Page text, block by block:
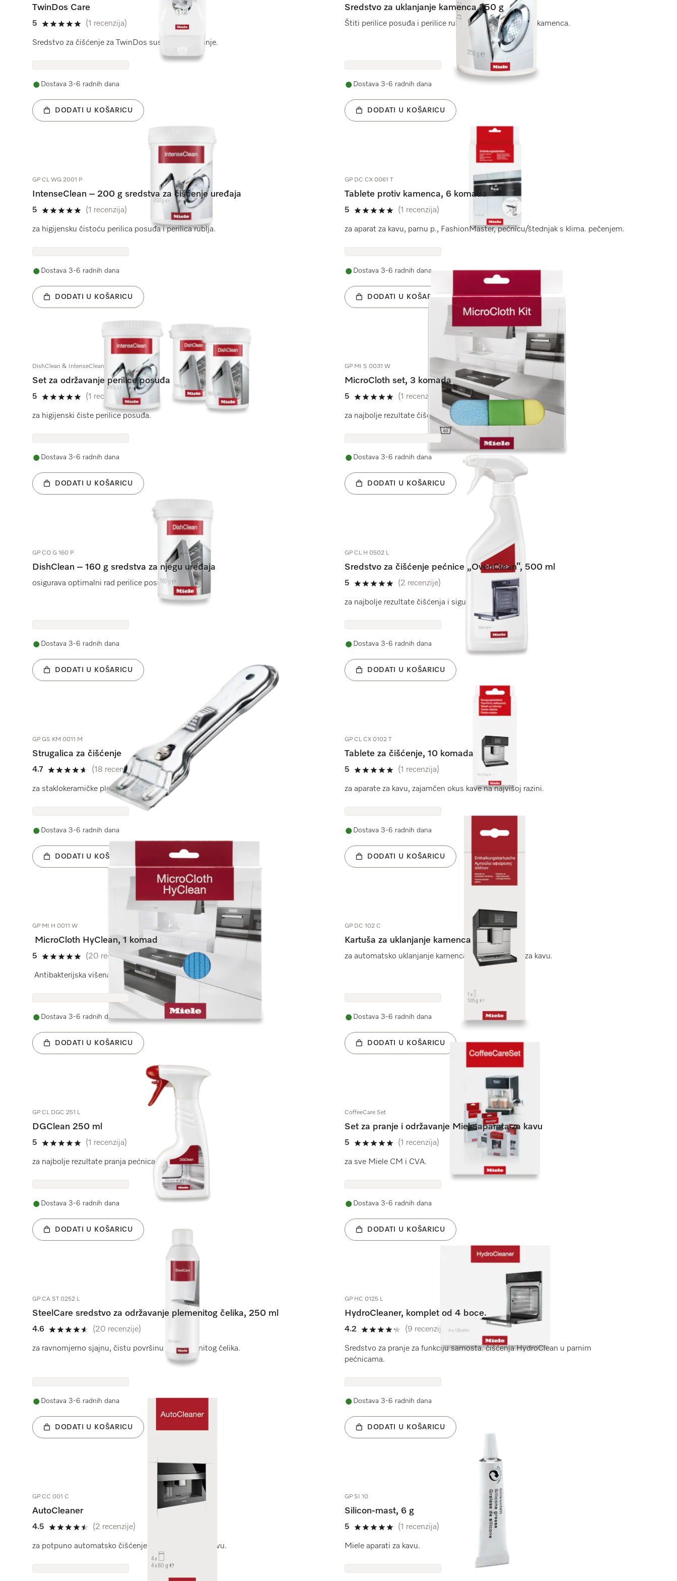
TwinDos Care
5
5 od 5
(1 recenzija)
Sredstvo za čišćenje za TwinDos sustav za doziranje.
Dostava 3-6 radnih dana
DODATI U KOŠARICU
Sredstvo za uklanjanje kamenca 250 g
Štiti perilice posuđa i perilice rublja od štetnih naslaga kamenca.
Dostava 3-6 radnih dana
DODATI U KOŠARICU
GP CL WG 2001 P
IntenseClean – 200 g sredstva za čišćenje uređaja
5
5 od 5
(1 recenzija)
za higijensku čistoću perilica posuđa i perilica rublja.
Dostava 3-6 radnih dana
DODATI U KOŠARICU
GP DC CX 0061 T
Tablete protiv kamenca, 6 komada
5
5 od 5
(1 recenzija)
za aparat za kavu, parnu p., FashionMaster, pećnicu/štednjak s klima. pečenjem.
Dostava 3-6 radnih dana
DODATI U KOŠARICU
DishClean & IntenseClean Set
Set za održavanje perilice posuđa
5
5 od 5
(1 recenzija)
za higijenski čiste perilice posuđa.
Dostava 3-6 radnih dana
DODATI U KOŠARICU
GP MI S 0031 W
MicroCloth set, 3 komada
5
5 od 5
(1 recenzija)
za najbolje rezultate čišćenja i sigurnu primjenu.
Dostava 3-6 radnih dana
DODATI U KOŠARICU
GP CO G 160 P
DishClean – 160 g sredstva za njegu uređaja
osigurava optimalni rad perilice posuđa.
Dostava 3-6 radnih dana
DODATI U KOŠARICU
GP CL H 0502 L
Sredstvo za čišćenje pećnice „OvenClean“, 500 ml
5
5 od 5
(2 recenzije)
za najbolje rezultate čišćenja i sigurnu primjenu.
Dostava 3-6 radnih dana
DODATI U KOŠARICU
GP GS KM 0011 M
Strugalica za čišćenje
4.7
4.7 od 5
(18 recenzije)
za staklokeramičke ploče za kuhanje.
Dostava 3-6 radnih dana
DODATI U KOŠARICU
GP CL CX 0102 T
Tablete za čišćenje, 10 komada
5
5 od 5
(1 recenzija)
za aparate za kavu, zajamčen okus kave na najvišoj razini.
Dostava 3-6 radnih dana
DODATI U KOŠARICU
GP MI H 0011 W
MicroCloth HyClean, 1 komad
5
5 od 5
(20 recenzije)
Antibakterijska višenamjenska krpa za više higijene.
Dostava 3-6 radnih dana
DODATI U KOŠARICU
GP DC 102 C
Kartuša za uklanjanje kamenca
za automatsko uklanjanje kamenca s Miele aparata za kavu.
Dostava 3-6 radnih dana
DODATI U KOŠARICU
GP CL DGC 251 L
DGClean 250 ml
5
5 od 5
(1 recenzija)
za najbolje rezultate pranja pećnica s parom.
Dostava 3-6 radnih dana
DODATI U KOŠARICU
CoffeeCare Set
Set za pranje i održavanje Miele aparata za kavu
5
5 od 5
(1 recenzija)
za sve Miele CM i CVA.
Dostava 3-6 radnih dana
DODATI U KOŠARICU
GP CA ST 0252 L
SteelCare sredstvo za održavanje plemenitog čelika, 250 ml
4.6
4.6 od 5
(20 recenzije)
za ravnomjerno sjajnu, čistu površinu od plemenitog čelika.
Dostava 3-6 radnih dana
DODATI U KOŠARICU
GP HC 0125 L
HydroCleaner, komplet od 4 boce.
4.2
4.2 od 5
(9 recenzije)
Sredstvo za pranje za funkciju samosta. čišćenja HydroClean u parnim
pećnicama.
Dostava 3-6 radnih dana
DODATI U KOŠARICU
GP CC 001 C
AutoCleaner
4.5
4.5 od 5
(2 recenzije)
za potpuno automatsko čišćenje Miele aparata za kavu.
GP SI 10
Silicon-mast, 6 g
5
5 od 5
(1 recenzija)
Miele aparati za kavu.